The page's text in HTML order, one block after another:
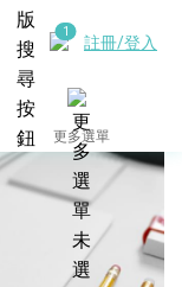
註冊/登入
更多選單